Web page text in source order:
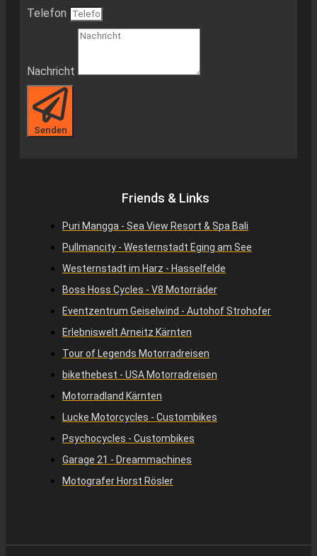
Telefon
Nachricht
Senden
Friends & Links
Puri Mangga - Sea View Resort & Spa Bali
Pullmancity - Westernstadt Eging am See
Westernstadt im Harz - Hasselfelde
Boss Hoss Cycles - V8 Motorräder
Eventzentrum Geiselwind - Autohof Strohofer
Erlebniswelt Arneitz Kärnten
Tour of Legends Motorradreisen
bikethebest - USA Motorradreisen
Motorradland Kärnten
Lucke Motorcycles - Custombikes
Psychocycles - Custombikes
Garage 21 - Dreammachines
Motografer Horst Rösler